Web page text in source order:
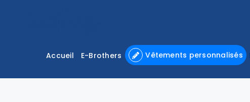
Accueil E-Brothers Vêtements personnalisés